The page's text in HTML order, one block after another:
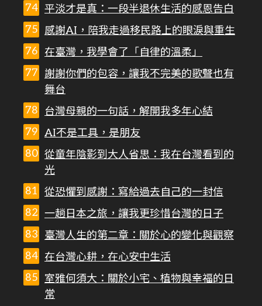
平淡才是真：一段半退休生活的感恩告白
感謝AI，陪我走過移民路上的眼淚與重生
在臺灣，我學會了「自律的溫柔」
謝謝你們的包容，讓我不完美的歌聲也有
舞台
台灣母親的一句話，解開我多年心結
AI不是工具，是朋友
從童年陰影到大人省思：我在台灣看到的
光
從恐懼到感謝：寫給過去自己的一封信
一趟日本之旅，讓我更珍惜台灣的日子
臺灣人生的第二章：關於心的變化與觀察
在台灣心耕，在心安中生活
室雅何須大：關於小宅、植物與幸福的日
常